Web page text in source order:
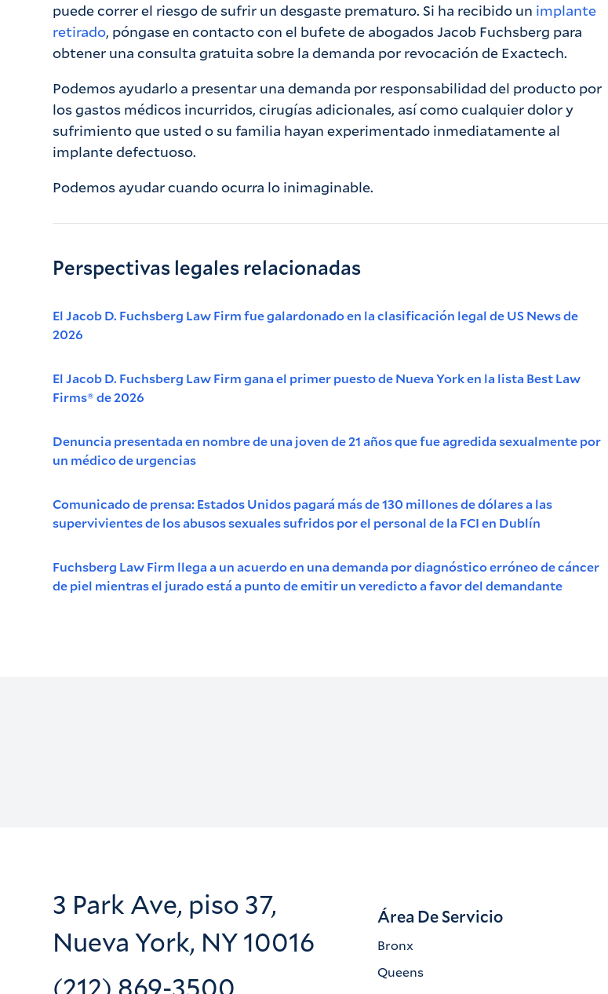
puede correr el riesgo de sufrir un desgaste prematuro. Si ha recibido un implante
retirado, póngase en contacto con el bufete de abogados Jacob Fuchsberg para
obtener una consulta gratuita sobre la demanda por revocación de Exactech.
Podemos ayudarlo a presentar una demanda por responsabilidad del producto por
los gastos médicos incurridos, cirugías adicionales, así como cualquier dolor y
sufrimiento que usted o su familia hayan experimentado inmediatamente al
implante defectuoso.
Podemos ayudar cuando ocurra lo inimaginable.
Perspectivas legales relacionadas
El Jacob D. Fuchsberg Law Firm fue galardonado en la clasificación legal de US News de
2026
El Jacob D. Fuchsberg Law Firm gana el primer puesto de Nueva York en la lista Best Law
Firms® de 2026
Denuncia presentada en nombre de una joven de 21 años que fue agredida sexualmente por
un médico de urgencias
Comunicado de prensa: Estados Unidos pagará más de 130 millones de dólares a las
supervivientes de los abusos sexuales sufridos por el personal de la FCI en Dublín
Fuchsberg Law Firm llega a un acuerdo en una demanda por diagnóstico erróneo de cáncer
de piel mientras el jurado está a punto de emitir un veredicto a favor del demandante
3 Park Ave, piso 37,
Nueva York, NY 10016
Área De Servicio
Bronx
Queens